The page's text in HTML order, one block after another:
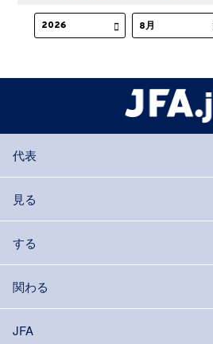
代表
見る
する
関わる
JFA